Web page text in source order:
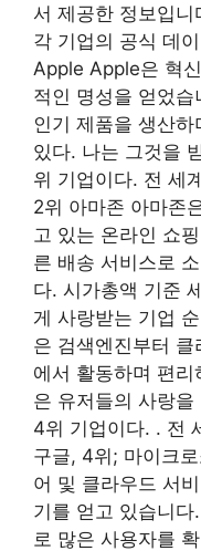
서 제공한 정보입
각 기업의 공식 데
Apple Apple은 혁
적인 명성을 얻었
인기 제품을 생산
있다. 나는 그것을
위 기업이다. 전 세
2위 아마존 아마존
고 있는 온라인 쇼
른 배송 서비스로
다. 시가총액 기준
게 사랑받는 기업
은 검색엔진부터
에서 활동하며 편
은 유저들의 사랑
4위 기업이다. . 전
구글, 4위; 마이크
어 및 클라우드 서
기를 얻고 있습니
로 많은 사용자를